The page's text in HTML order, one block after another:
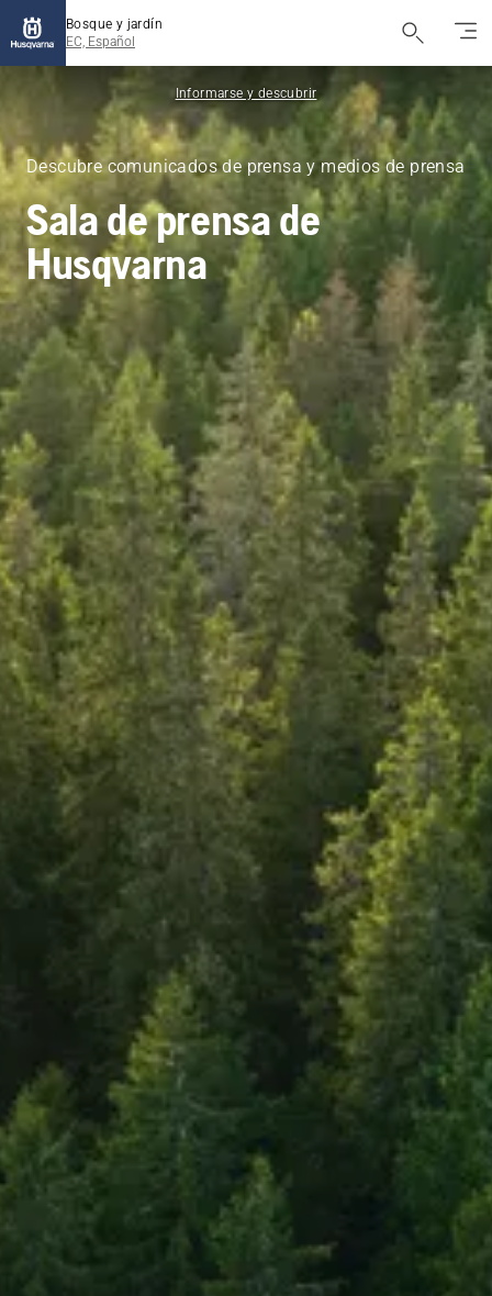
Bosque y jardín
EC, Español
Informarse y descubrir
Descubre comunicados de prensa y medios de prensa
Sala de prensa de
Husqvarna